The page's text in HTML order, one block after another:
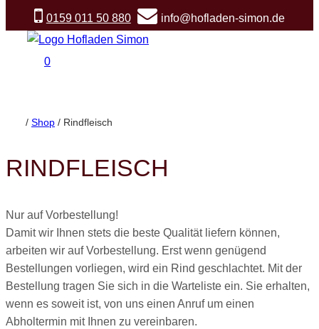
springen
0159 011 50 880 info@hofladen-simon.de
0
/ Shop / Rindfleisch
RINDFLEISCH
Nur auf Vorbestellung!
Damit wir Ihnen stets die beste Qualität liefern können,
arbeiten wir auf Vorbestellung. Erst wenn genügend
Bestellungen vorliegen, wird ein Rind geschlachtet. Mit der
Bestellung tragen Sie sich in die Warteliste ein. Sie erhalten,
wenn es soweit ist, von uns einen Anruf um einen
Abholtermin mit Ihnen zu vereinbaren.